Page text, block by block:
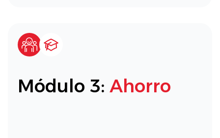
Módulo 3: Ahorro